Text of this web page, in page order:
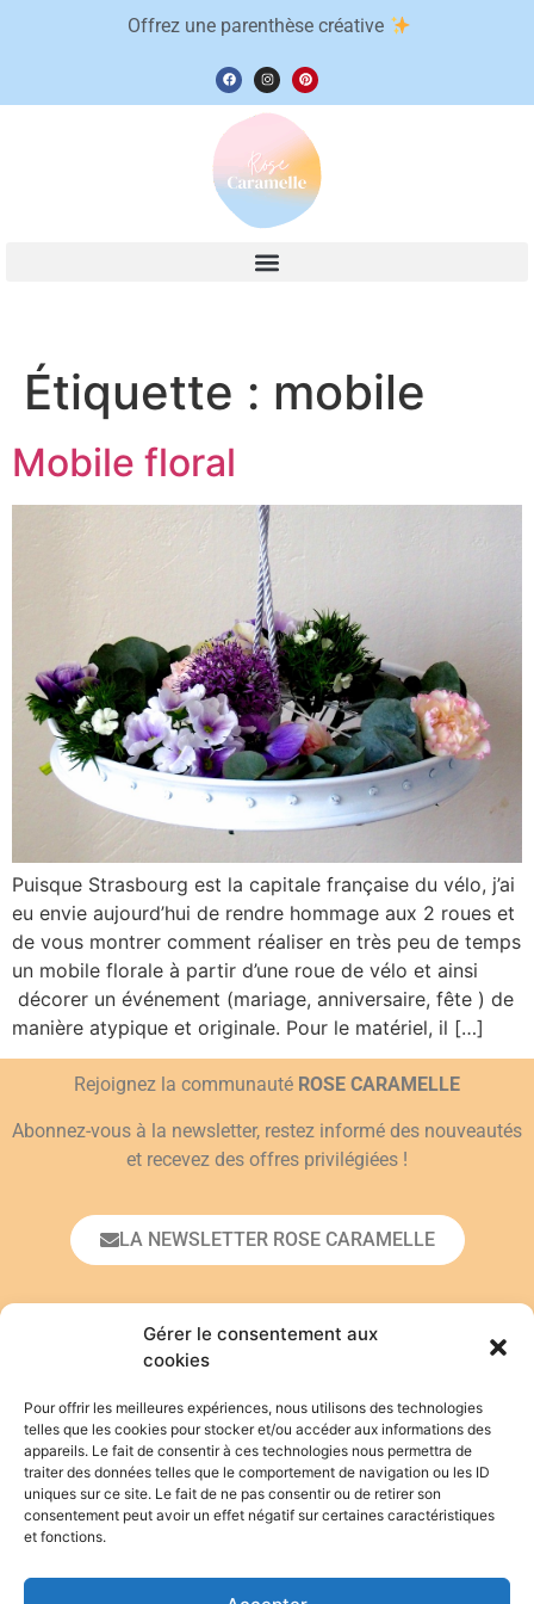
Gérer le consentement aux
cookies
Pour offrir les meilleures expériences, nous utilisons des technologies
telles que les cookies pour stocker et/ou accéder aux informations des
appareils. Le fait de consentir à ces technologies nous permettra de
traiter des données telles que le comportement de navigation ou les ID
uniques sur ce site. Le fait de ne pas consentir ou de retirer son
consentement peut avoir un effet négatif sur certaines caractéristiques
et fonctions.
Offrez une parenthèse créative
Étiquette : mobile
Mobile floral
Puisque Strasbourg est la capitale française du vélo, j’ai
eu envie aujourd’hui de rendre hommage aux 2 roues et
de vous montrer comment réaliser en très peu de temps
un mobile florale à partir d’une roue de vélo et ainsi
décorer un événement (mariage, anniversaire, fête ) de
manière atypique et originale. Pour le matériel, il […]
Rejoignez la communauté ROSE CARAMELLE
Abonnez-vous à la newsletter, restez informé des nouveautés
et recevez des offres privilégiées !
LA NEWSLETTER ROSE CARAMELLE
Adresse email*
En vous inscrivant, vous acceptez de vous
conformer à la